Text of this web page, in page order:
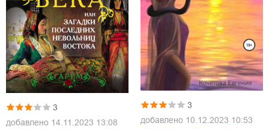
3
добавлено 14.11.2023 13:08
3
добавлено 10.12.2023 10:53